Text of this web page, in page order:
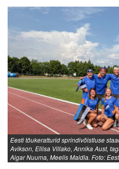
Eesti tõukeratturid sprindivõistluse
Avikson, Eliisa Villako, Annika Aust,
Aigar Nuuma, Meelis Maidla. Foto: